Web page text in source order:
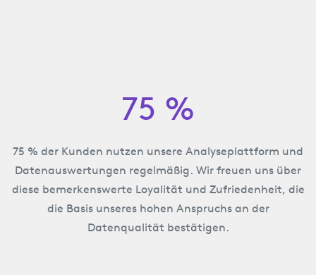
75 %
75 % der Kunden nutzen unsere Analyseplattform und
Datenauswertungen regelmäßig. Wir freuen uns über
diese bemerkenswerte Loyalität und Zufriedenheit, die
die Basis unseres hohen Anspruchs an der
Datenqualität bestätigen.